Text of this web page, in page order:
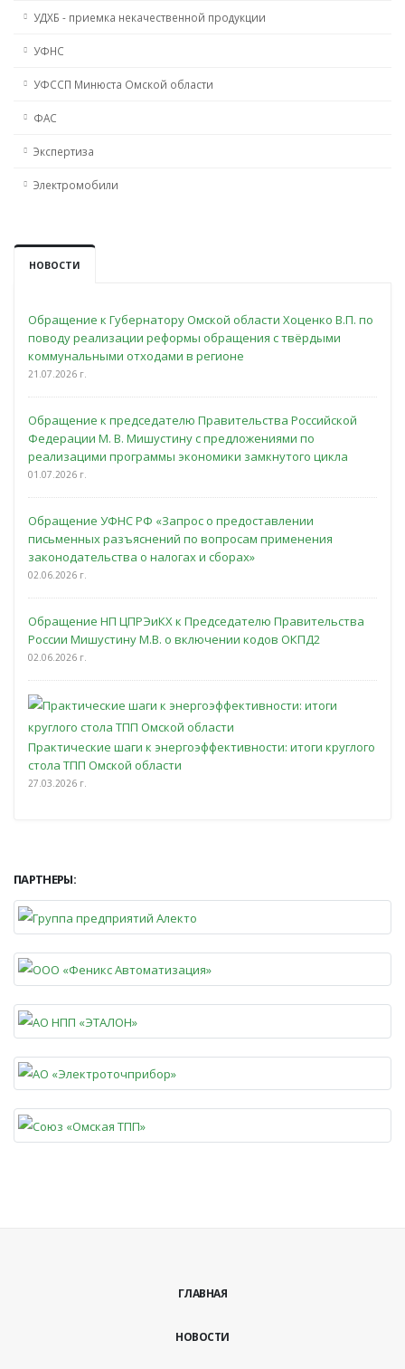
УДХБ - приемка некачественной продукции
УФНС
УФССП Минюста Омской области
ФАС
Экспертиза
Электромобили
НОВОСТИ
Обращение к Губернатору Омской области Хоценко В.П. по
поводу реализации реформы обращения с твёрдыми
коммунальными отходами в регионе
21.07.2026 г.
Обращение к председателю Правительства Российской
Федерации М. В. Мишустину с предложениями по
реализацими программы экономики замкнутого цикла
01.07.2026 г.
Обращение УФНС РФ «Запрос о предоставлении
письменных разъяснений по вопросам применения
законодательства о налогах и сборах»
02.06.2026 г.
Обращение НП ЦПРЭиКХ к Председателю Правительства
России Мишустину М.В. о включении кодов ОКПД2
02.06.2026 г.
Практические шаги к энергоэффективности: итоги круглого
стола ТПП Омской области
27.03.2026 г.
ПАРТНЕРЫ:
ГЛАВНАЯ
НОВОСТИ